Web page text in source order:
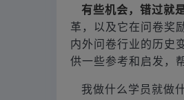
有些机会，错过就
革，以及它在问卷奖
内外问卷行业的历史
供一些参考和启发，
我做什么学员就做什